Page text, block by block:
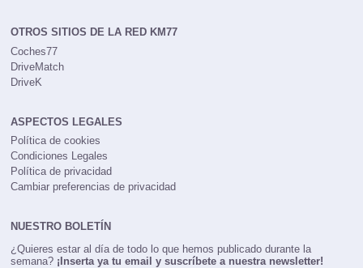
OTROS SITIOS DE LA RED KM77
Coches77
DriveMatch
DriveK
ASPECTOS LEGALES
Política de cookies
Condiciones Legales
Política de privacidad
Cambiar preferencias de privacidad
NUESTRO BOLETÍN
¿Quieres estar al día de todo lo que hemos publicado durante la
semana? ¡Inserta ya tu email y suscríbete a nuestra newsletter!